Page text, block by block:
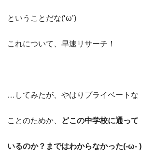
ということだな(‘ω’)
これについて、早速リサーチ！
…してみたが、やはりプライベートな
ことのためか、 どこの中学校に通って
いるのか？まではわからなかった(-ω- )